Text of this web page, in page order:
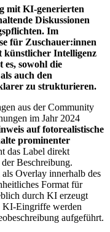
mit KI-generierten
Diskussionen
Im
für Zuschauer:innen
künstlicher Intelligenz
sowohl die
auch den
zu strukturieren.
aus der Community
im Jahr 2024
auf fotorealistische
prominenter
das Label direkt
Beschreibung.
Overlay innerhalb des
Format für
durch KI erzeugt
KI-Eingriffe werden
aufgeführt.